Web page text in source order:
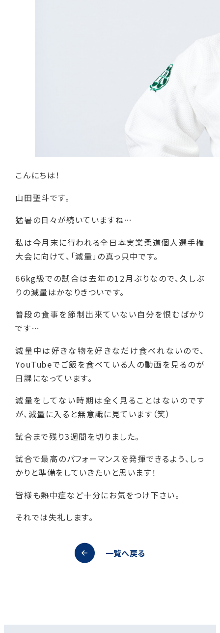
こんにちは！
山田聖斗です。
猛暑の日々が続いていますね…
私は今月末に行われる全日本実業柔道個人選手権
大会に向けて、「減量」の真っ只中です。
66kg級での試合は去年の12月ぶりなので、久しぶ
りの減量はかなりきついです。
普段の食事を節制出来ていない自分を恨むばかり
です…
減量中は好きな物を好きなだけ食べれないので、
YouTubeでご飯を食べている人の動画を見るのが
日課になっています。
減量をしてない時期は全く見ることはないのです
が、減量に入ると無意識に見ています（笑）
試合まで残り3週間を切りました。
試合で最高のパフォーマンスを発揮できるよう、しっ
かりと準備をしていきたいと思います！
皆様も熱中症など十分にお気をつけ下さい。
それでは失礼します。
一覧へ戻る